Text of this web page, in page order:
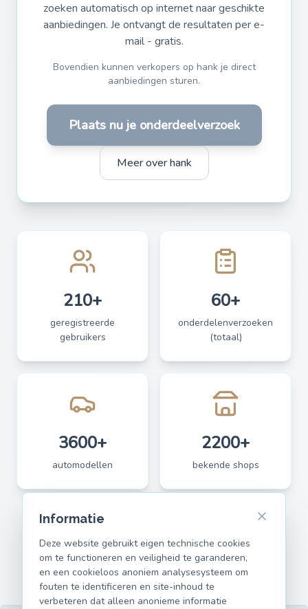
zoeken automatisch op internet naar geschikte
aanbiedingen. Je ontvangt de resultaten per e-
mail - gratis.
Bovendien kunnen verkopers op hank je direct
aanbiedingen sturen.
Plaats nu je onderdeelverzoek
Meer over hank
210+
geregistreerde
gebruikers
60+
onderdelenverzoeken
(totaal)
3600+
automodellen
2200+
bekende shops
Informatie
Deze website gebruikt eigen technische cookies
om te functioneren en veiligheid te garanderen,
en een cookieloos anoniem analysesysteem om
fouten te identificeren en site-inhoud te
verbeteren dat alleen anonieme informatie